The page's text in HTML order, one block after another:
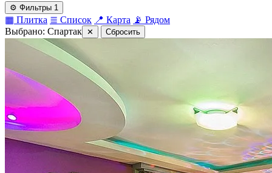
⚙ Фильтры 1
▦ Плитка ≣ Список 📍 Карта 📡 Рядом
Выбрано: Спартак ✕ Сбросить